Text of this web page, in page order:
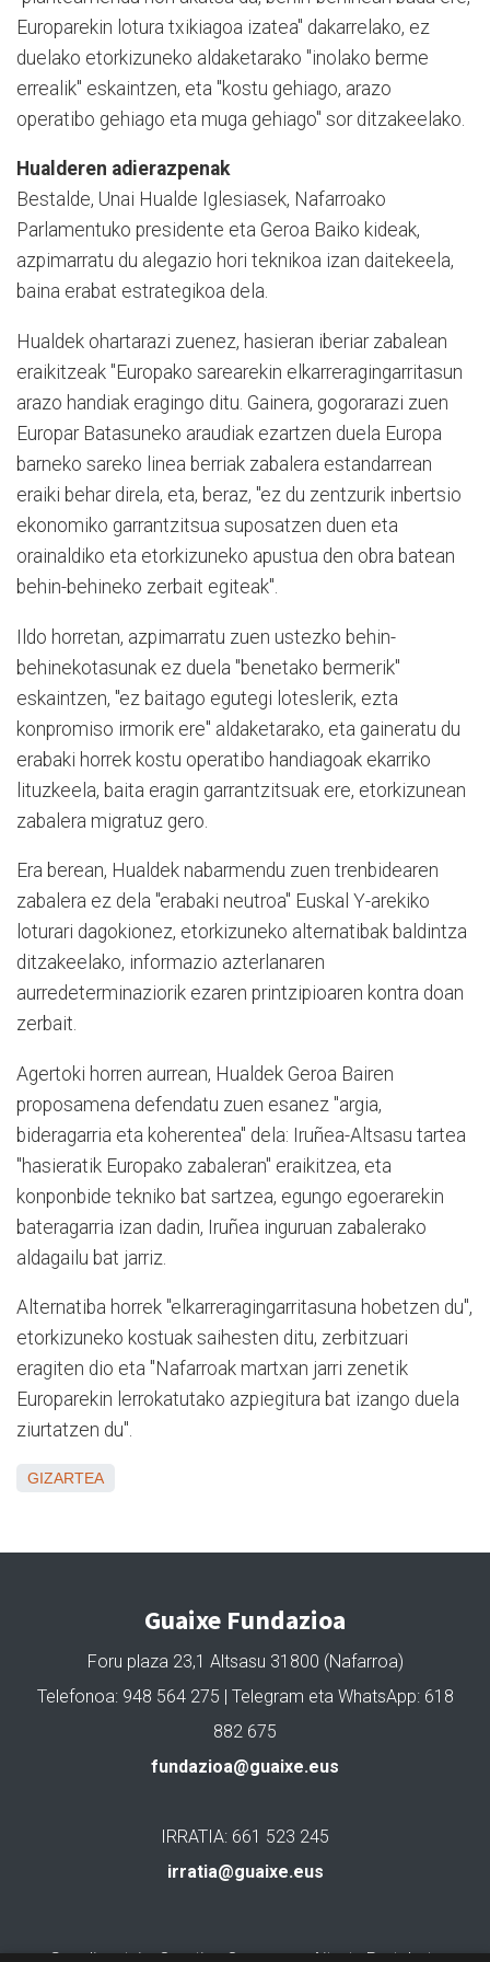
Europarekin lotura txikiagoa izatea" dakarrelako, ez
duelako etorkizuneko aldaketarako "inolako berme
errealik" eskaintzen, eta "kostu gehiago, arazo
operatibo gehiago eta muga gehiago" sor ditzakeelako.
Hualderen adierazpenak
Bestalde, Unai Hualde Iglesiasek, Nafarroako
Parlamentuko presidente eta Geroa Baiko kideak,
azpimarratu du alegazio hori teknikoa izan daitekeela,
baina erabat estrategikoa dela.
Hualdek ohartarazi zuenez, hasieran iberiar zabalean
eraikitzeak "Europako sarearekin elkarreragingarritasun
arazo handiak eragingo ditu. Gainera, gogorarazi zuen
Europar Batasuneko araudiak ezartzen duela Europa
barneko sareko linea berriak zabalera estandarrean
eraiki behar direla, eta, beraz, "ez du zentzurik inbertsio
ekonomiko garrantzitsua suposatzen duen eta
orainaldiko eta etorkizuneko apustua den obra batean
behin-behineko zerbait egiteak".
Ildo horretan, azpimarratu zuen ustezko behin-
behinekotasunak ez duela "benetako bermerik"
eskaintzen, "ez baitago egutegi loteslerik, ezta
konpromiso irmorik ere" aldaketarako, eta gaineratu du
erabaki horrek kostu operatibo handiagoak ekarriko
lituzkeela, baita eragin garrantzitsuak ere, etorkizunean
zabalera migratuz gero.
Era berean, Hualdek nabarmendu zuen trenbidearen
zabalera ez dela "erabaki neutroa" Euskal Y-arekiko
loturari dagokionez, etorkizuneko alternatibak baldintza
ditzakeelako, informazio azterlanaren
aurredeterminaziorik ezaren printzipioaren kontra doan
zerbait.
Agertoki horren aurrean, Hualdek Geroa Bairen
proposamena defendatu zuen esanez "argia,
bideragarria eta koherentea" dela: Iruñea-Altsasu tartea
"hasieratik Europako zabaleran" eraikitzea, eta
konponbide tekniko bat sartzea, egungo egoerarekin
bateragarria izan dadin, Iruñea inguruan zabalerako
aldagailu bat jarriz.
Alternatiba horrek "elkarreragingarritasuna hobetzen du",
etorkizuneko kostuak saihesten ditu, zerbitzuari
eragiten dio eta "Nafarroak martxan jarri zenetik
Europarekin lerrokatutako azpiegitura bat izango duela
ziurtatzen du".
GIZARTEA
Guaixe Fundazioa
Foru plaza 23,1 Altsasu 31800 (Nafarroa)
Telefonoa: 948 564 275 | Telegram eta WhatsApp: 618
882 675
fundazioa@guaixe.eus
IRRATIA: 661 523 245
irratia@guaixe.eus